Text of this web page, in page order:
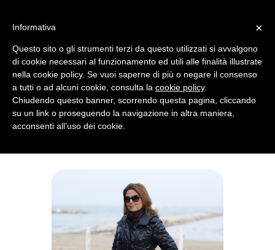
WEDNESDAY, NOVEMBER 30, 2011
×
Informativa
Questo sito o gli strumenti terzi da questo utilizzati si avvalgono
di cookie necessari al funzionamento ed utili alle finalità illustrate
nella cookie policy. Se vuoi saperne di più o negare il consenso
a tutti o ad alcuni cookie, consulta la cookie policy.
Chiudendo questo banner, scorrendo questa pagina, cliccando
su un link o proseguendo la navigazione in altra maniera,
acconsenti all’uso dei cookie.